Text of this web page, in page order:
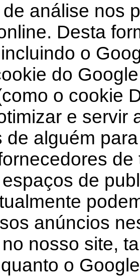
análise nos
Desta
o
do
o cookie
e servir
de alguém
de
anúncios
nosso site,
o